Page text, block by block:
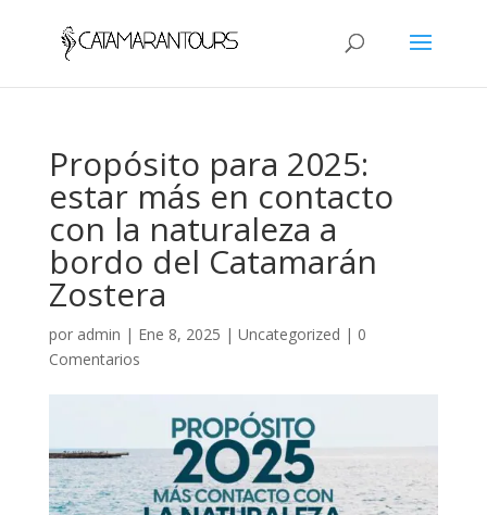
Propósito para 2025:
estar más en contacto
con la naturaleza a
bordo del Catamarán
Zostera
por admin | Ene 8, 2025 | Uncategorized | 0
Comentarios